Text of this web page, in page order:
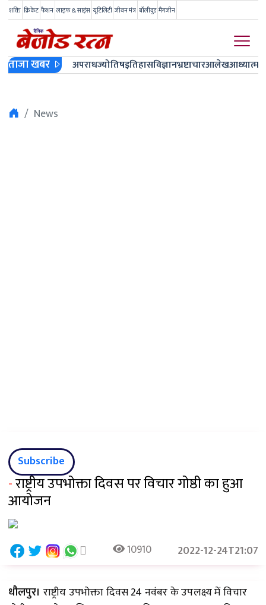
शक्ति क्रिकेट फैशन लाइफ & साइंस यूटिलिटी जीवन मंत्र बॉलीवुड मैगजीन
ताजा खबर अपराधज्योतिषइतिहासविज्ञानभ्रष्टाचारआलेखआध्यात्म
News
Subscribe
-राष्ट्रीय उपभोक्ता दिवस पर विचार गोष्ठी का हुआ
आयोजन
10910 2022-12-24T21:07
धौलपुर। राष्ट्रीय उपभोक्ता दिवस 24 नवंबर के उपलक्ष्य में विचार